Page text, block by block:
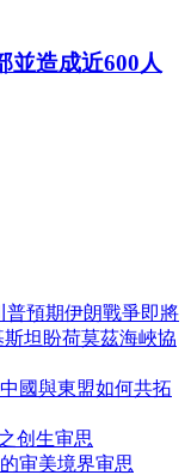
並造成近600人
普預期伊朗戰爭即將
坦盼荷莫茲海峽協
國與東盟如何共拓
创生审思
审美境界审思